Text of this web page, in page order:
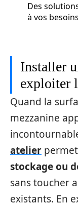
Des
à vos besoins
Installer
exploiter
Quand la
mezzanine
atelier
stockageou
sans toucher
existants. En